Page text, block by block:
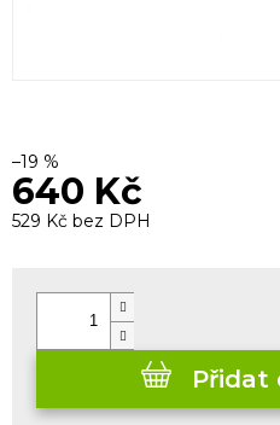
–19 %
640 Kč
529 Kč bez DPH
Přidat